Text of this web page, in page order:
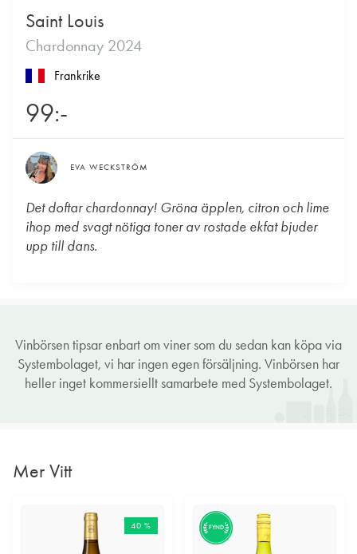
Saint Louis
Chardonnay 2024
Frankrike
99:-
EVA WECKSTRÖM
Det doftar chardonnay! Gröna äpplen, citron och lime
ihop med svagt nötiga toner av rostade ekfat bjuder
upp till dans.
Vinbörsen tipsar enbart om viner som du sedan kan köpa via
Systembolaget, vi har ingen egen försäljning. Vinbörsen har
heller inget kommersiellt samarbete med Systembolaget.
Mer Vitt
40 % FYND